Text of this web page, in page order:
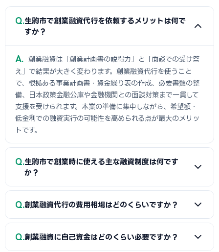
Q 生駒市で創業融資代行を依頼するメリットは何で
すか？
A
創業融資は「創業計画書の説得力」と「面談での受け答
え」で結果が大きく変わります。創業融資代行を使うこと
で、根拠ある事業計画書・資金繰り表の作成、必要書類の整
備、日本政策金融公庫や金融機関との面談対策まで一貫して
支援を受けられます。本業の準備に集中しながら、希望額・
低金利での融資実行の可能性を高められる点が最大のメリッ
トです。
Q 生駒市で創業時に使える主な融資制度は何です
か？
A
日本政策金融公庫の「新規開業資金」、信用保証協会の
薦の「マル経融資」などが中心です。実績の浅い創業期で
も、原則無担保・無保証人で利用できる制度が複数ありま
Q 創業融資代行の費用相場はどのくらいですか？
A
一般的に「着手金（無料〜数万円）＋成功報酬（融資実
Q 創業融資に自己資金はどのくらい必要ですか？